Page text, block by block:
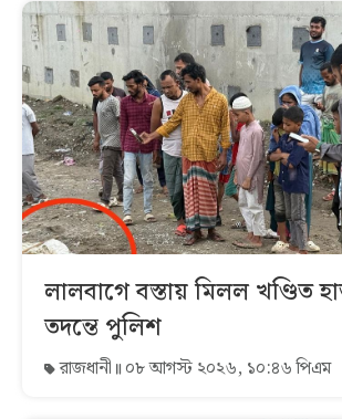
লালবাগে বস্তায় মিলল খণ্ডিত
তদন্তে পুলিশ
রাজধানী ০৮ আগস্ট ২০২৬, ১০:৪৬ পিএম